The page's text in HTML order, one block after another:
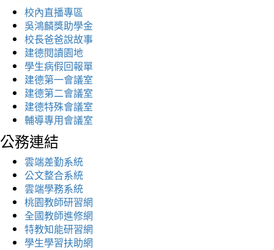
校內直播專區
吳鴻麟獎助學金
校長爸爸說故事
建德閱讀園地
學生病假回報單
建德第一會議室
建德第二會議室
建德特殊會議室
輔導專用會議室
公務連結
雲端差勤系統
公文整合系統
雲端學務系統
桃園教師研習網
全國教師進修網
特教知能研習網
學生學習扶助網